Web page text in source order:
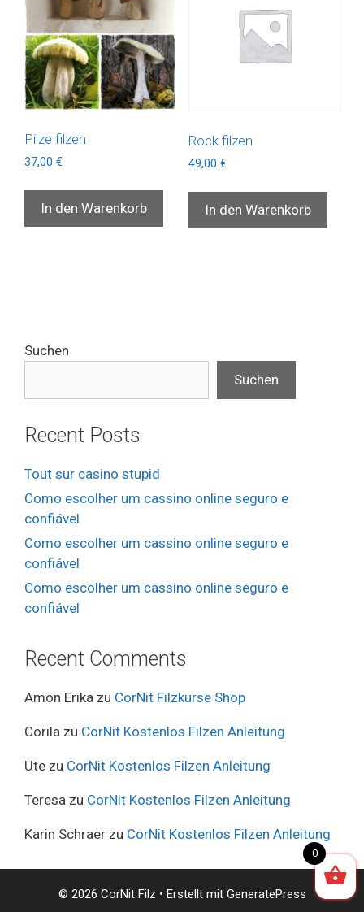
Pilze filzen
37,00 €
In den Warenkorb
Rock filzen
49,00 €
In den Warenkorb
Suchen
Suchen
Recent Posts
Tout sur casino stupid
Como escolher um cassino online seguro e
confiável
Como escolher um cassino online seguro e
confiável
Como escolher um cassino online seguro e
confiável
Recent Comments
Amon Erika zu CorNit Filzkurse Shop
Corila zu CorNit Kostenlos Filzen Anleitung
Ute zu CorNit Kostenlos Filzen Anleitung
Teresa zu CorNit Kostenlos Filzen Anleitung
Karin Schraer zu CorNit Kostenlos Filzen Anleitung
© 2026 CorNit Filz • Erstellt mit GeneratePress
0